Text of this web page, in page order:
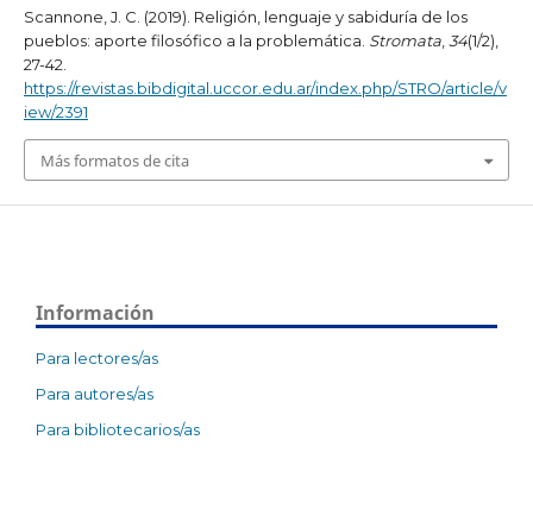
Scannone, J. C. (2019). Religión, lenguaje y sabiduría de los
pueblos: aporte filosófico a la problemática. Stromata,34(1/2),
27-42.
https://revistas.bibdigital.uccor.edu.ar/index.php/STRO/article/v
iew/2391
Más formatos de cita
Información
Para lectores/as
Para autores/as
Para bibliotecarios/as